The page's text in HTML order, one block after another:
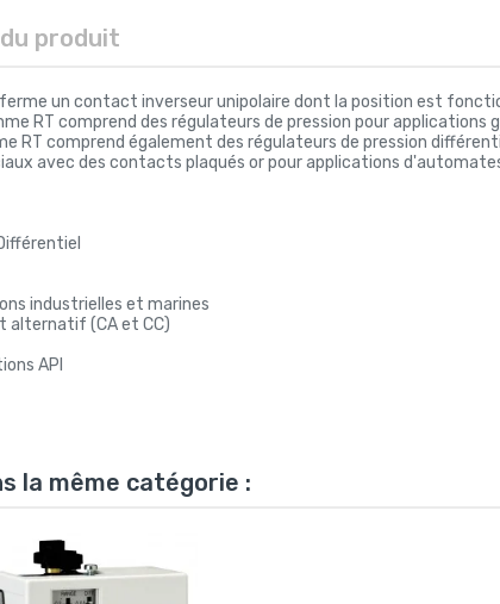
produit
un contact inverseur unipolaire dont la position est
RT comprend des régulateurs de pression pour
RT comprend également des régulateurs de pression
avec des contacts plaqués or pour applications
industrielles et marines
alternatif (CA et CC)
API
la même catégorie :